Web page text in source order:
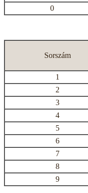
0
Sorszám
1
2
3
4
5
6
7
8
9